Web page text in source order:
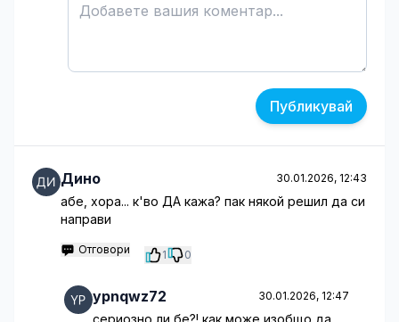
Публикувай
Дино 30.01.2026, 12:43
абе, хора... к'во ДА кажа? пак някой решил да си
направи
Отговори 1 0
ypnqwz72 30.01.2026, 12:47
сериозно ли бе?! как може изобщо да